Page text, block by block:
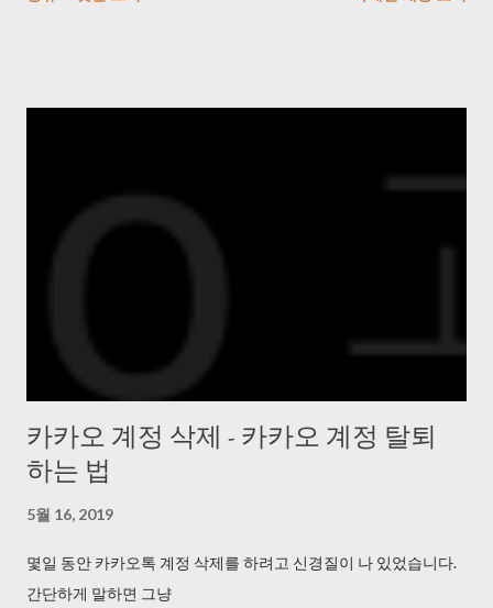
-> 기기 5. 심박수 표시 -> 블루투스에서 AmazFit Band 5 누르고
카카오 계정 삭제 - 카카오 계정 탈퇴
하는 법
5월 16, 2019
몇일 동안 카카오톡 계정 삭제를 하려고 신경질이 나 있었습니다.
간단하게 말하면 그냥